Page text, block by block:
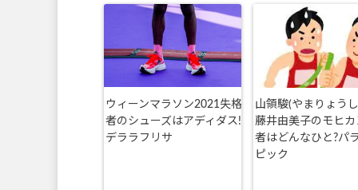
ウィーンマラソン2021失格
者のシューズはアディダス!
デララフリサ
山領駿(やまりょう
藤井由美子のモヒ
者はどんなひと?パ
ピック